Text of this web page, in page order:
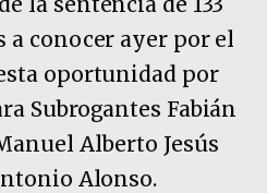
a conocer ayer por el
oportunidad por
Subrogantes Fabián
Alberto Jesús
Alonso.